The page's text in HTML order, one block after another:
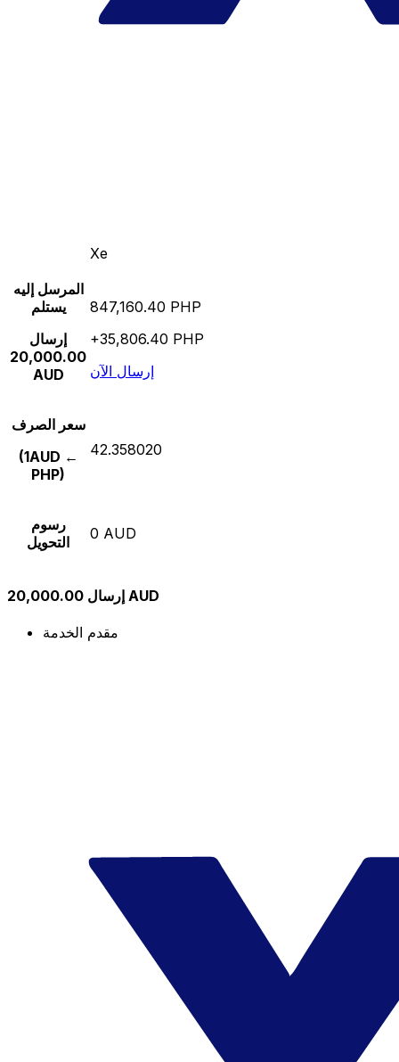
Xe
المرسل إليه
يستلم
إرسال
20,000.00
AUD
847,160.40 PHP
+35,806.40 PHP
إرسال الآن
سعر الصرف
(1AUD ←
PHP)
42.358020
رسوم
التحويل
0 AUD
إرسال 20,000.00 AUD
مقدم الخدمة